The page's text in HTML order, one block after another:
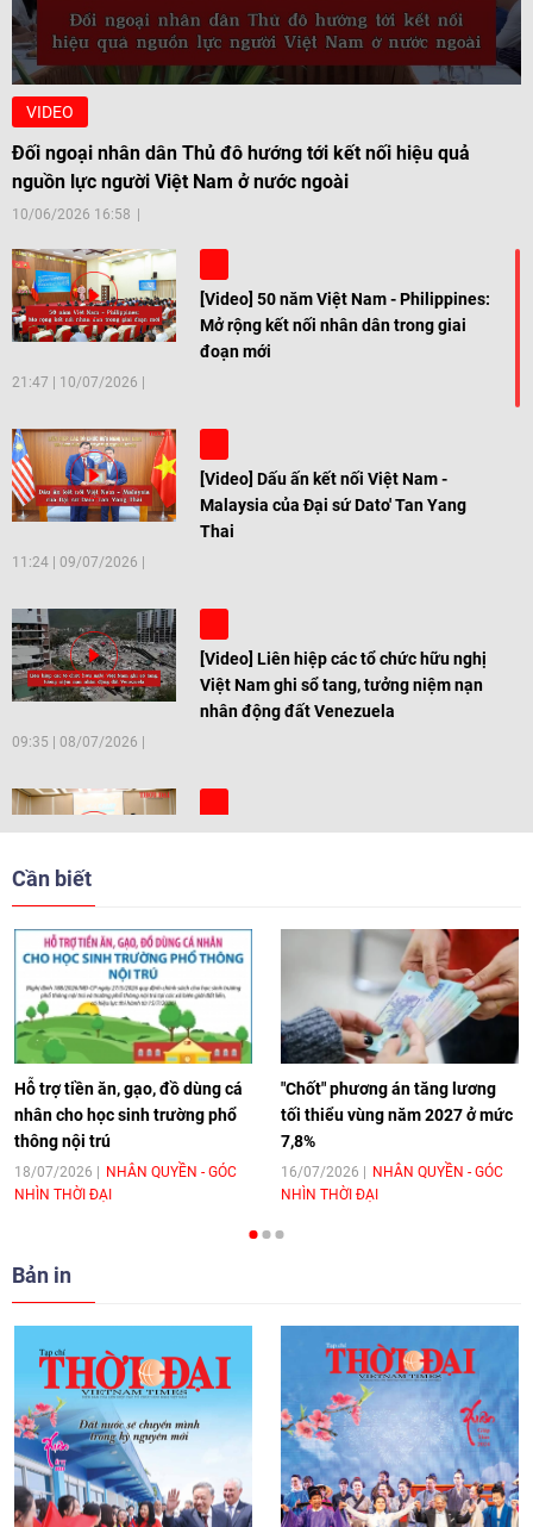
VIDEO
Đối ngoại nhân dân Thủ đô hướng tới kết nối hiệu quả
nguồn lực người Việt Nam ở nước ngoài
10/06/2026 16:58
[Video] 50 năm Việt Nam - Philippines:
Mở rộng kết nối nhân dân trong giai
đoạn mới
21:47 10/07/2026
[Video] Dấu ấn kết nối Việt Nam -
Malaysia của Đại sứ Dato' Tan Yang
Thai
11:24 09/07/2026
[Video] Liên hiệp các tổ chức hữu nghị
Việt Nam ghi sổ tang, tưởng niệm nạn
nhân động đất Venezuela
09:35 08/07/2026
[Video] Trẻ em Đông Á cùng kiến tạo
[Video] Âm nhạc flamenco gắn kết văn
hoá Việt Nam - Tây Ban Nha
11:10 17/06/2026
[Video] Trao tặng Kỷ niệm chương "Vì
hòa bình, hữu nghị giữa các dân tộc"
cho Đại sứ Hungary tại Việt Nam
[Video] Nhân dân Việt Nam luôn trân
trọng tình cảm của nước Nga
08:02 | 13/06/2026
Video: Cơ hội giao lưu quốc tế cho học
sinh Việt Nam tại trại hè Artek
Cần biết
Hỗ trợ tiền ăn, gạo, đồ dùng cá
nhân cho học sinh trường phổ
thông nội trú
18/07/2026
NHÂN QUYỀN - GÓC
NHÌN THỜI ĐẠI
"Chốt" phương án tăng lương
tối thiểu vùng năm 2027 ở mức
7,8%
16/07/2026
NHÂN QUYỀN - GÓC
NHÌN THỜI ĐẠI
Bản in